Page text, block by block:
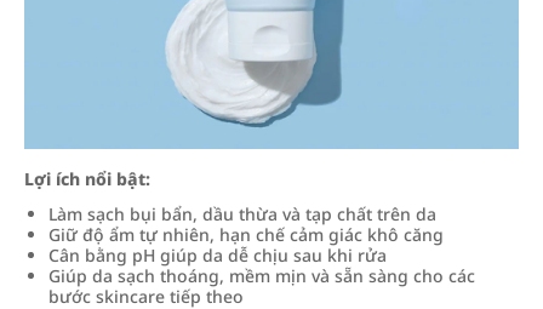
Lợi ích nổi bật:
Làm sạch bụi bẩn, dầu thừa và tạp chất trên da
Giữ độ ẩm tự nhiên, hạn chế cảm giác khô căng
Cân bằng pH giúp da dễ chịu sau khi rửa
Giúp da sạch thoáng, mềm mịn và sẵn sàng cho các
bước skincare tiếp theo